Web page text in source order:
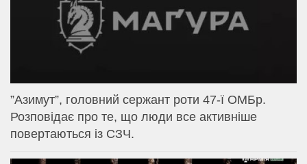
⁨”Азимут”, головний сержант роти 47-ї ОМБр.
Розповідає про те, що люди все активніше
повертаються із СЗЧ.